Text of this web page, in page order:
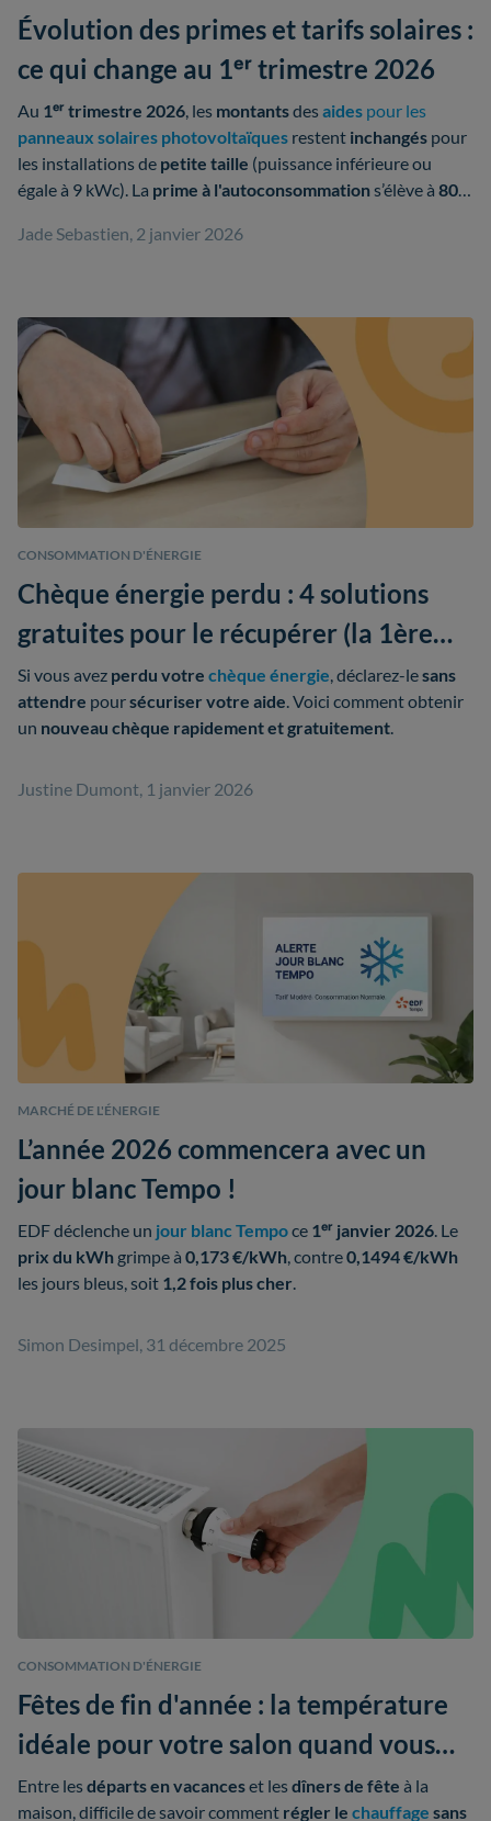
Évolution des primes et tarifs solaires :
ce qui change au 1ᵉʳ trimestre 2026
Au 1ᵉʳ trimestre 2026, les montantsdesaides pour les
panneaux solaires photovoltaïques restent inchangés pour
les installations de petite taille (puissance inférieure ou
égale à 9 kWc). La prime à l'autoconsommations’élève à 80
Jade Sebastien, 2 janvier 2026
CONSOMMATION D'ÉNERGIE
Chèque énergie perdu : 4 solutions
gratuites pour le récupérer (la 1ère
prend 2 minutes)
Si vous avez perdu votre chèque énergie, déclarez-lesans
attendre poursécuriser votre aide. Voici comment obtenir
un nouveau chèque rapidement et gratuitement.
Justine Dumont, 1 janvier 2026
MARCHÉ DE L'ÉNERGIE
L’année 2026 commencera avec un
jour blanc Tempo !
EDF déclenche un jour blanc Tempoce 1ᵉʳ janvier 2026. Le
prix du kWh grimpe à 0,173 €/kWh, contre0,1494 €/kWh
les jours bleus, soit 1,2 fois plus cher.
Simon Desimpel, 31 décembre 2025
CONSOMMATION D'ÉNERGIE
Fêtes de fin d'année : la température
idéale pour votre salon quand vous
recevez (ce n'est pas 21 °C !)
Entre lesdéparts en vacanceset lesdîners de fête à la
maison, difficile de savoir comment régler le chauffage sans